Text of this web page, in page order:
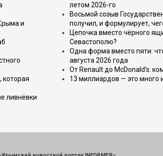
и
которая
ливнёвки
летом 2026-го
Восьмой созыв
получил, и формулирует,
Цепочка вместо чёрного
Севастополю?
Одна форма вместо пяти:
августа 2026 года
От Renault до McDonald's:
13 миллиардов — это много